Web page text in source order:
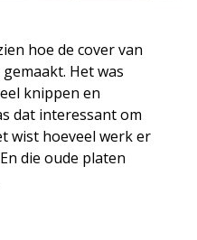
hoe de cover van
gemaakt. Het was
knippen en
dat interessant om
wist hoeveel werk er
die oude platen